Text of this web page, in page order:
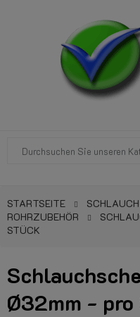
STARTSEITE
ROHRZUBEHÖR
STÜCK
Ø32mm - pro